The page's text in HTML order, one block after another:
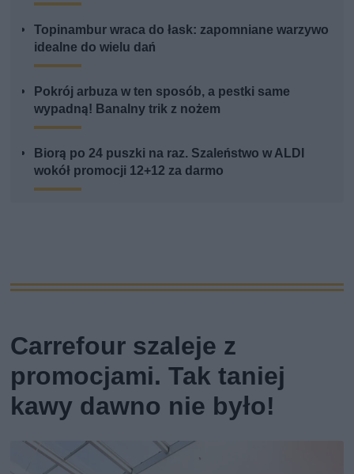
Topinambur wraca do łask: zapomniane warzywo
idealne do wielu dań
Pokrój arbuza w ten sposób, a pestki same
wypadną! Banalny trik z nożem
Biorą po 24 puszki na raz. Szaleństwo w ALDI
wokół promocji 12+12 za darmo
Carrefour szaleje z
promocjami. Tak taniej
kawy dawno nie było!